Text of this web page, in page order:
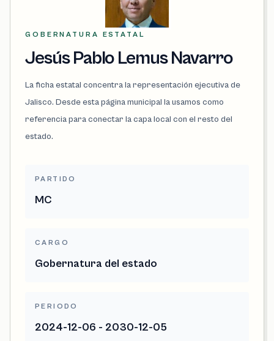
GOBERNATURA ESTATAL
Jesús Pablo Lemus Navarro
La ficha estatal concentra la representación ejecutiva de
Jalisco. Desde esta página municipal la usamos como
referencia para conectar la capa local con el resto del
estado.
PARTIDO
MC
CARGO
Gobernatura del estado
PERIODO
2024-12-06 - 2030-12-05